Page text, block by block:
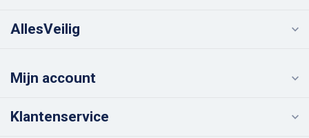
AllesVeilig
Mijn account
Klantenservice